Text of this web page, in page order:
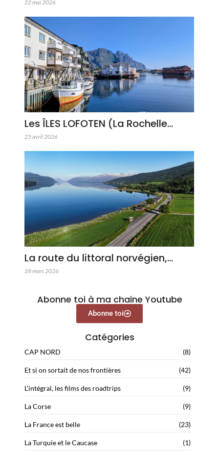
22 mai 2026
Les ÎLES LOFOTEN (La Rochelle…
25 avril 2026
La route du littoral norvégien,…
28 mars 2026
Abonne toi à ma chaine Youtube
Abonne toi
Catégories
CAP NORD (8)
Et si on sortait de nos frontières (42)
L'intégral, les films des roadtrips (9)
La Corse (9)
La France est belle (23)
La Turquie et le Caucase (1)